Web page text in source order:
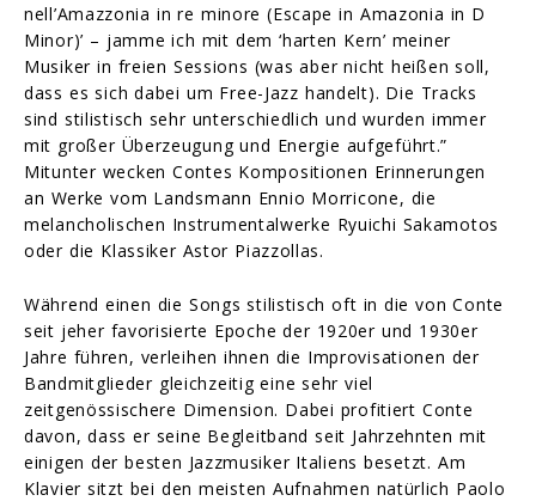
nell’Amazzonia in re minore (Escape in Amazonia in D
Minor)’ – jamme ich mit dem ‘harten Kern’ meiner
Musiker in freien Sessions (was aber nicht heißen soll,
dass es sich dabei um Free-Jazz handelt). Die Tracks
sind stilistisch sehr unterschiedlich und wurden immer
mit großer Überzeugung und Energie aufgeführt.”
Mitunter wecken Contes Kompositionen Erinnerungen
an Werke vom Landsmann Ennio Morricone, die
melancholischen Instrumentalwerke Ryuichi Sakamotos
oder die Klassiker Astor Piazzollas.
Während einen die Songs stilistisch oft in die von Conte
seit jeher favorisierte Epoche der 1920er und 1930er
Jahre führen, verleihen ihnen die Improvisationen der
Bandmitglieder gleichzeitig eine sehr viel
zeitgenössischere Dimension. Dabei profitiert Conte
davon, dass er seine Begleitband seit Jahrzehnten mit
einigen der besten Jazzmusiker Italiens besetzt. Am
Klavier sitzt bei den meisten Aufnahmen natürlich Paolo